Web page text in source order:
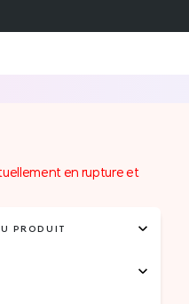
en rupture et
PRODUIT